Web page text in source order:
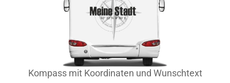
Kompass mit Koordinaten und Wunschtext